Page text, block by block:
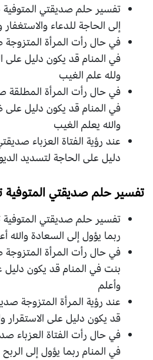
تفسير حلم صديقتي المتوفية
إلى الحاجة للدعاء والاستغفار
في حال رأت المرأة المتزوجة
في المنام قد يكون دليل على
ولله علم الغيب
في حال رأت المرأة المطلقة
في المنام قد يكون دليل على
والله يعلم الغيب
عند رؤية الفتاة العزباء
دليل على الحاجة لتسديد
تفسير حلم صديقتي
تفسير حلم صديقتي
ربما يؤول إلى السعادة والله
في حال رأت المرأة
بنت في المنام قد يكون دليل
وأعلم
عند رؤية المرأة المتزوجة
قد يكون دليل على الاستقرار
في حال رأت الفتاة العزباء
في المنام ربما يؤول إلى